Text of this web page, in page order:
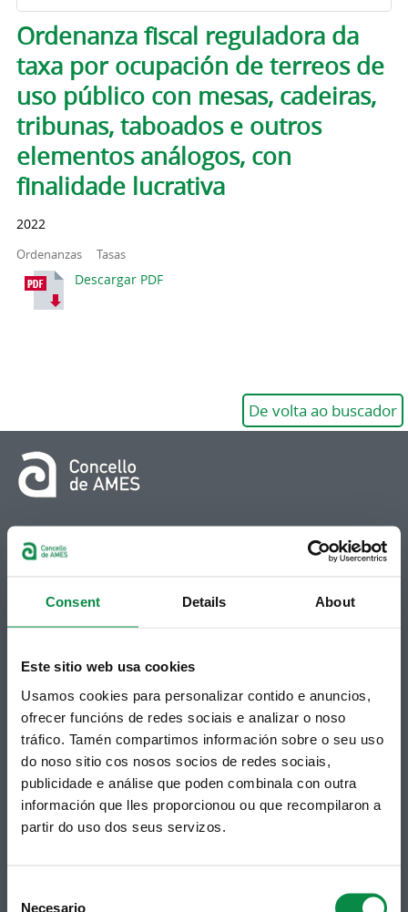
Consent Details About
Este sitio web usa cookies
Usamos cookies para personalizar contido e anuncios,
ofrecer funcións de redes sociais e analizar o noso
tráfico. Tamén compartimos información sobre o seu uso
do noso sitio cos nosos socios de redes sociais,
publicidade e análise que poden combinala con outra
información que lles proporcionou ou que recompilaron a
partir do uso dos seus servizos.
Necesario
Solapas principales
Ordenanza fiscal reguladora da
taxa por ocupación de terreos de
uso público con mesas, cadeiras,
tribunas, taboados e outros
elementos análogos, con
finalidade lucrativa
2022
Ordenanzas Tasas
Descargar PDF
De volta ao buscador
Praza do Concello, 2 |15220
Telf 981 883 002 | Fax 981 883 925
Puedes recibir la información publicada en la web
municipal en tu correo electrónico mediante una
suscripción al boletín de novedades.Enlace.